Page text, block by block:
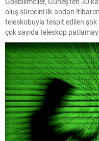
oluş sürecini ilk andan
teleskobuyla tespit edilen şok
çok sayıda teleskop
yıldızların daha önce
koydu.